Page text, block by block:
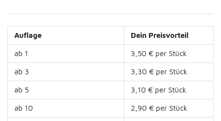
Auflage Dein Preisvorteil
ab 1 3,50 € per Stück
ab 3 3,30 € per Stück
ab 5 3,10 € per Stück
ab 10 2,90 € per Stück